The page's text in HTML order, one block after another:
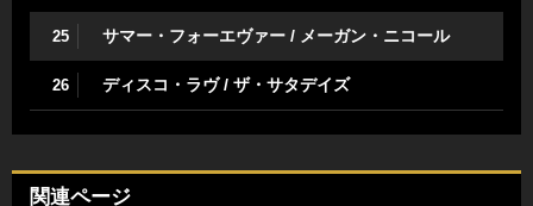
25 サマー・フォーエヴァー / メーガン・ニコール
26 ディスコ・ラヴ / ザ・サタデイズ
関連ページ